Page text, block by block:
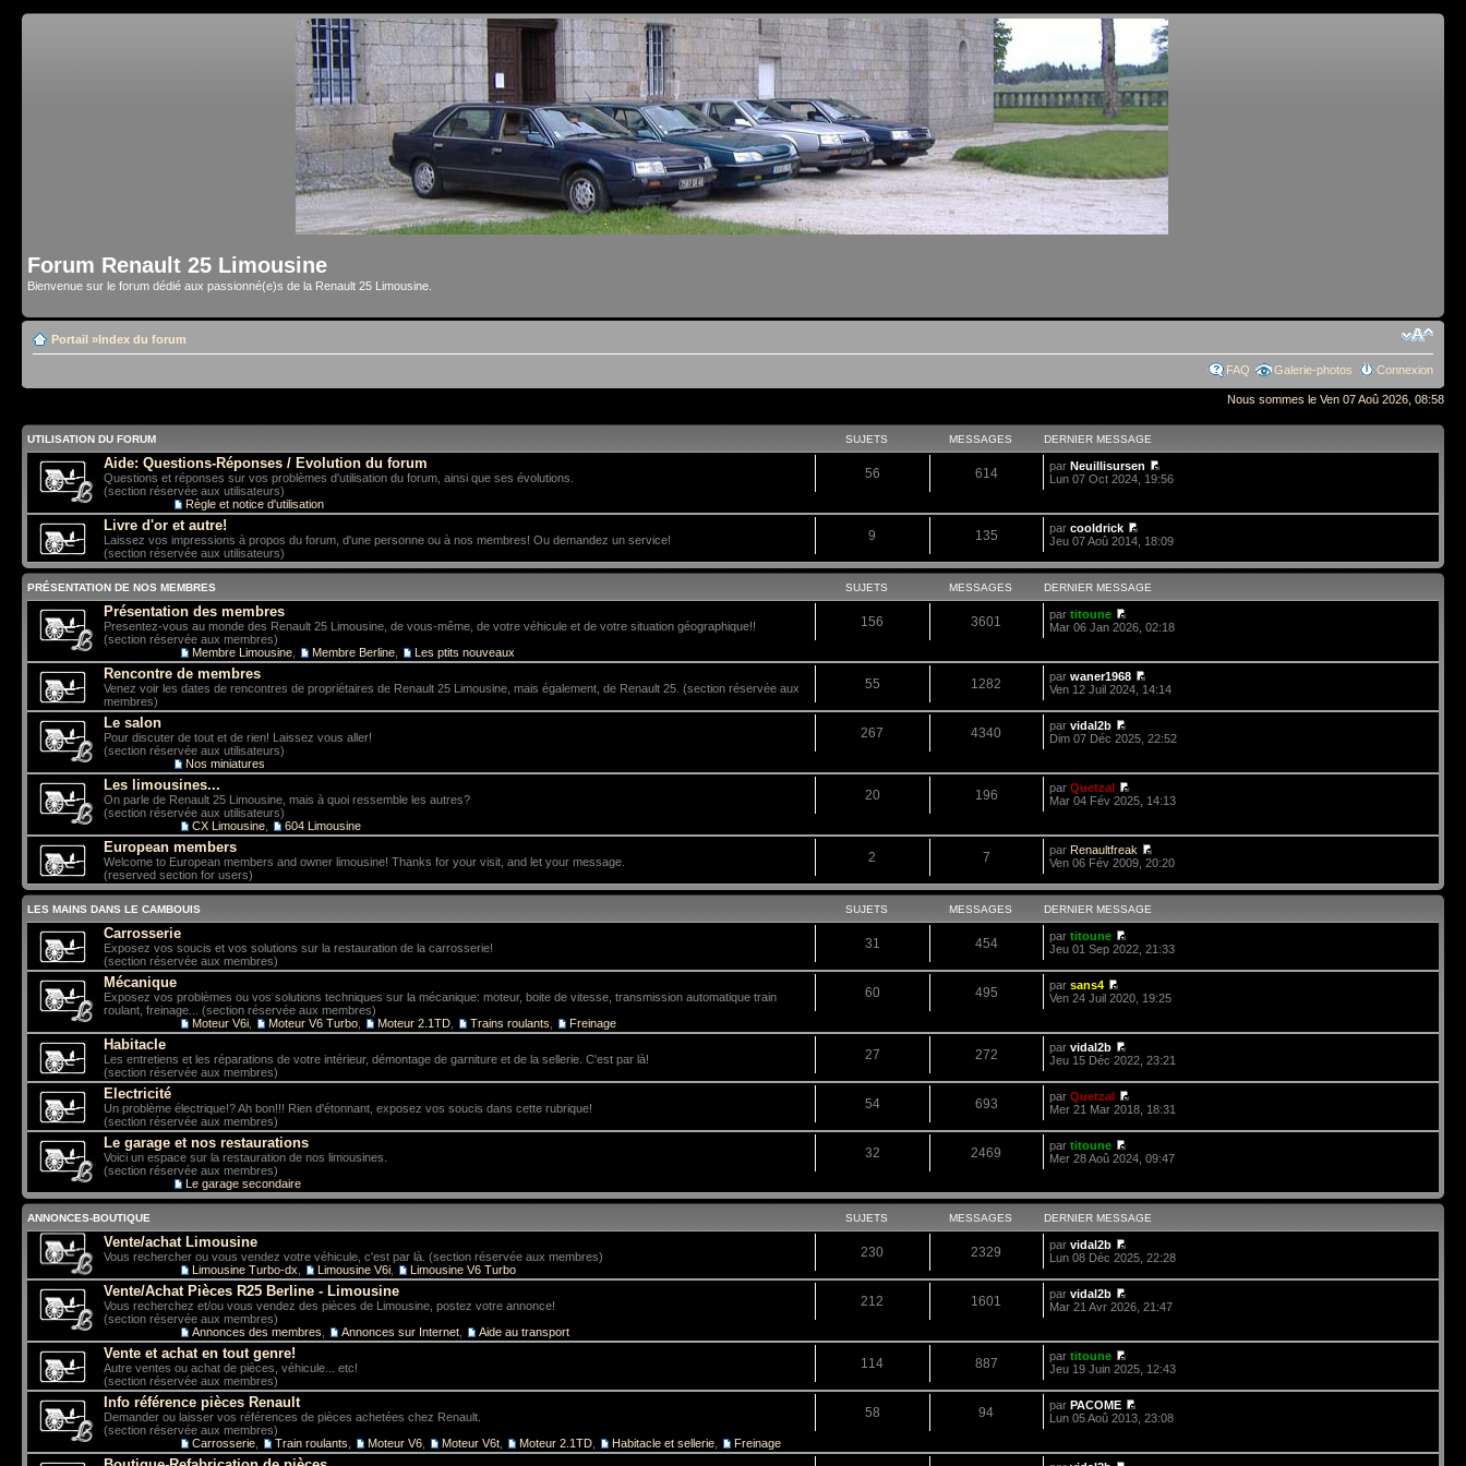
Forum Renault 25 Limousine
Bienvenue sur le forum dédié aux passionné(e)s de la Renault 25 Limousine.
Portail »Index du forum
FAQ Galerie-photos Connexion
Nous sommes le Ven 07 Aoû 2026, 08:58
UTILISATION DU FORUM SUJETS MESSAGES DERNIER MESSAGE
Aide: Questions-Réponses / Evolution du forum
Questions et réponses sur vos problèmes d'utilisation du forum, ainsi que ses évolutions.
(section réservée aux utilisateurs)
Règle et notice d'utilisation
56 614 parNeuillisursen
Lun 07 Oct 2024, 19:56
Livre d'or et autre!
Laissez vos impressions à propos du forum, d'une personne ou à nos membres! Ou demandez un service!
(section réservée aux utilisateurs)
9 135 parcooldrick
Jeu 07 Aoû 2014, 18:09
PRÉSENTATION DE NOS MEMBRES SUJETS MESSAGES DERNIER MESSAGE
Présentation des membres
Presentez-vous au monde des Renault 25 Limousine, de vous-même, de votre véhicule et de votre situation géographique!!
(section réservée aux membres)
Membre Limousine Membre Berline Les ptits nouveaux
156 3601 partitoune
Mar 06 Jan 2026, 02:18
Rencontre de membres
Venez voir les dates de rencontres de propriétaires de Renault 25 Limousine, mais également, de Renault 25. (section réservée aux
membres)
55 1282 parwaner1968
Ven 12 Juil 2024, 14:14
Le salon
Pour discuter de tout et de rien! Laissez vous aller!
(section réservée aux utilisateurs)
Nos miniatures
267 4340 parvidal2b
Dim 07 Déc 2025, 22:52
Les limousines...
On parle de Renault 25 Limousine, mais à quoi ressemble les autres?
(section réservée aux utilisateurs)
CX Limousine 604 Limousine
20 196 parQuetzal
Mar 04 Fév 2025, 14:13
European members
Welcome to European members and owner limousine! Thanks for your visit, and let your message.
(reserved section for users)
2 7 parRenaultfreak
Ven 06 Fév 2009, 20:20
LES MAINS DANS LE CAMBOUIS SUJETS MESSAGES DERNIER MESSAGE
Carrosserie
Exposez vos soucis et vos solutions sur la restauration de la carrosserie!
(section réservée aux membres)
31 454 partitoune
Jeu 01 Sep 2022, 21:33
Mécanique
Exposez vos problèmes ou vos solutions techniques sur la mécanique: moteur, boite de vitesse, transmission automatique train
roulant, freinage... (section réservée aux membres)
Moteur V6i Moteur V6 Turbo Moteur 2.1TD Trains roulants Freinage
60 495 parsans4
Ven 24 Juil 2020, 19:25
Habitacle
Les entretiens et les réparations de votre intérieur, démontage de garniture et de la sellerie. C'est par là!
(section réservée aux membres)
27 272 parvidal2b
Jeu 15 Déc 2022, 23:21
Electricité
Un problème électrique!? Ah bon!!! Rien d'étonnant, exposez vos soucis dans cette rubrique!
(section réservée aux membres)
54 693 parQuetzal
Mer 21 Mar 2018, 18:31
Le garage et nos restaurations
Voici un espace sur la restauration de nos limousines.
(section réservée aux membres)
Le garage secondaire
32 2469 partitoune
Mer 28 Aoû 2024, 09:47
ANNONCES-BOUTIQUE SUJETS MESSAGES DERNIER MESSAGE
Vente/achat Limousine
Vous rechercher ou vous vendez votre véhicule, c'est par là. (section réservée aux membres)
Limousine Turbo-dx Limousine V6i Limousine V6 Turbo
230 2329 parvidal2b
Lun 08 Déc 2025, 22:28
Vente/Achat Pièces R25 Berline - Limousine
Vous recherchez et/ou vous vendez des pièces de Limousine, postez votre annonce!
(section réservée aux membres)
Annonces des membres Annonces sur Internet Aide au transport
212 1601 parvidal2b
Mar 21 Avr 2026, 21:47
Vente et achat en tout genre!
Autre ventes ou achat de pièces, véhicule... etc!
(section réservée aux membres)
114 887 partitoune
Jeu 19 Juin 2025, 12:43
Info référence pièces Renault
Demander ou laisser vos références de pièces achetées chez Renault.
(section réservée aux membres)
Carrosserie Train roulants Moteur V6 Moteur V6t Moteur 2.1TD Habitacle et sellerie Freinage
58 94 parPACOME
Lun 05 Aoû 2013, 23:08